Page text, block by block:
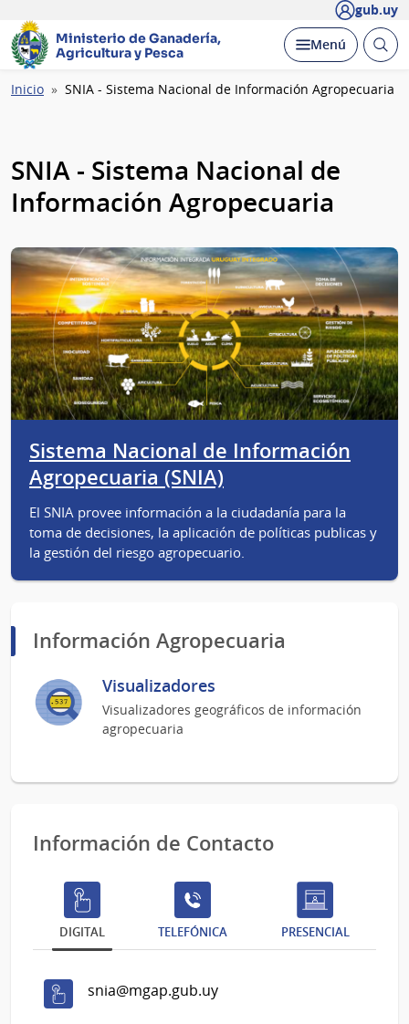
gub.uy
Ministerio de Ganadería,
Agricultura y Pesca
Desplegar
Menú Abrir
Ruta
Inicio SNIA - Sistema Nacional de Información Agropecuaria
SNIA - Sistema Nacional de
Información Agropecuaria
Sistema Nacional de Información
Agropecuaria (SNIA)
El SNIA provee información a la ciudadanía para la
toma de decisiones, la aplicación de políticas publicas y
la gestión del riesgo agropecuario.
Información Agropecuaria
Visualizadores
Visualizadores geográficos de información
agropecuaria
Información de Contacto
DIGITAL TELEFÓNICA PRESENCIAL
snia@mgap.gub.uy